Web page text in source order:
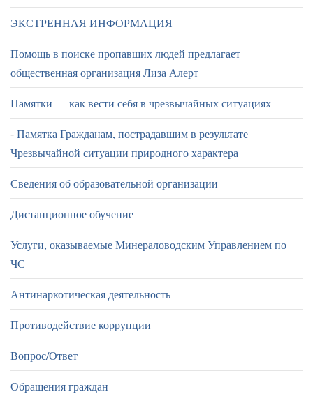
ЭКСТРЕННАЯ ИНФОРМАЦИЯ
Помощь в поиске пропавших людей предлагает
общественная организация Лиза Алерт
Памятки — как вести себя в чрезвычайных ситуациях
Памятка Гражданам, пострадавшим в результате
Чрезвычайной ситуации природного характера
Сведения об образовательной организации
Дистанционное обучение
Услуги, оказываемые Минераловодским Управлением по
ЧС
Антинаркотическая деятельность
Противодействие коррупции
Вопрос/Ответ
Обращения граждан